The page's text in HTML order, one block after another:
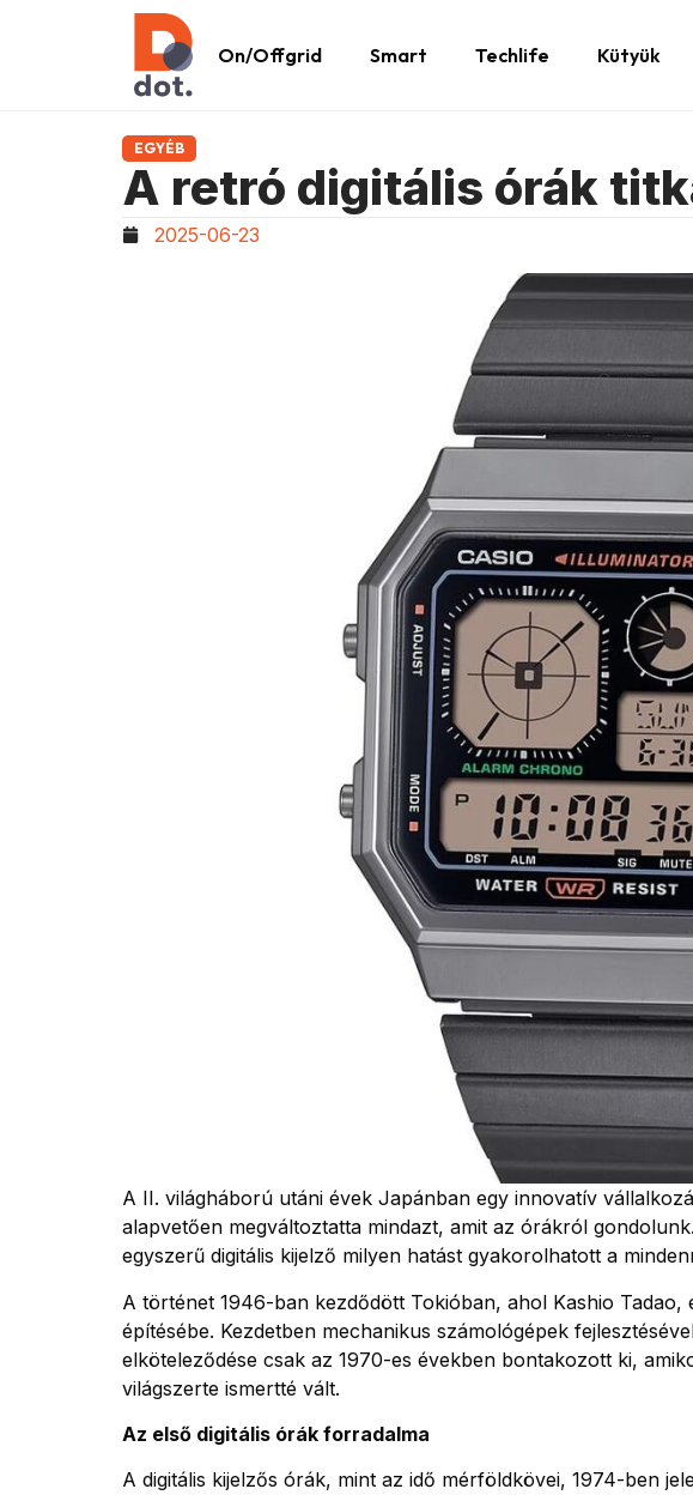
On/Offgrid Smart Techlife Kütyük
EGYÉB
A retró digitális órák
2025-06-23
A II. világháború utáni évek Japánban egy innovatív
alapvetően megváltoztatta mindazt, amit az órákról
egyszerű digitális kijelző milyen hatást gyakorolhatott a
A történet 1946-ban kezdődött Tokióban, ahol Kashio Tadao,
építésébe. Kezdetben mechanikus számológépek
elköteleződése csak az 1970-es években bontakozott ki,
világszerte ismertté vált.
Az első digitális órák forradalma
A digitális kijelzős órák, mint az idő mérföldkövei, 1974-ben